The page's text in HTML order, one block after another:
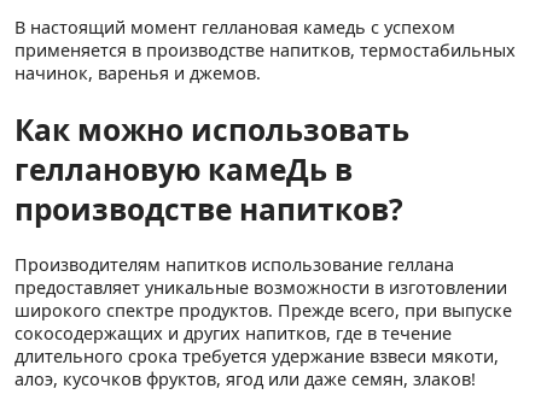
В настоящий момент геллановая камедь с успехом
применяется в производстве напитков, термостабильных
начинок, варенья и джемов.
Как можно использовать
геллановую камеДь в
производстве напитков?
Производителям напитков использование геллана
предоставляет уникальные возможности в изготовлении
широкого спектре продуктов. Прежде всего, при выпуске
сокосодержащих и других напитков, где в течение
длительного срока требуется удержание взвеси мякоти,
алоэ, кусочков фруктов, ягод или даже семян, злаков!